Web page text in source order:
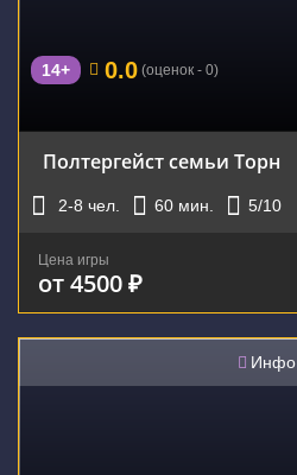
14+ 0.0 (оценок - 0)
Полтергейст семьи Торн
2-8 чел. 60 мин. 5/10
Цена игры
от 4500 ₽
Инфо